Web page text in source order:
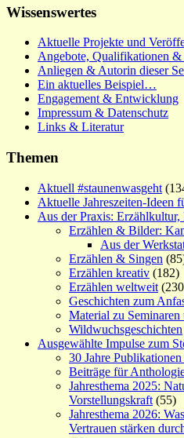
Wissenswertes
Aktuelle Projekte und
Angebote, Qualifikationen
Anliegen & Autorin dieser
Ein aktuelles Beispiel…
Engagement & Entwicklung
Impressum & Datenschutz
Links & Literatur
Themen
Aktuell #staunenwasgeht
Aktuelle Jahreszeiten-Ideen
Aus der Praxis: Erzählkultur,
Erzählen & Bilder:
Aus der
Erzählen & Singen
Erzählen kreativ (182)
Erzählen weltweit
Geschichten zum
Material zu Seminaren
Wildwuchsgeschichten
Ausgewählte Impulse zum
30 Jahre
Beiträge für
Jahresthema 2025:
Vorstellungskraft (55)
Jahresthema 2026:
Vertrauen stärken